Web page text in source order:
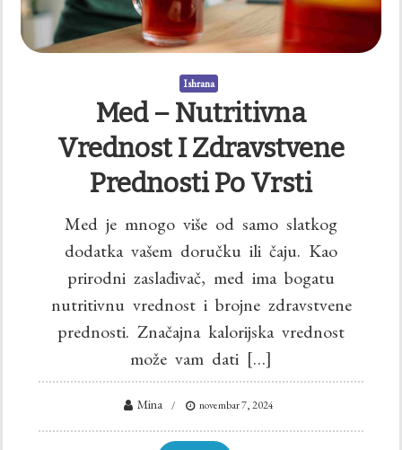
Ishrana
Med – Nutritivna
Vrednost I Zdravstvene
Prednosti Po Vrsti
Med je mnogo više od samo slatkog
dodatka vašem doručku ili čaju. Kao
prirodni zaslađivač, med ima bogatu
nutritivnu vrednost i brojne zdravstvene
prednosti. Značajna kalorijska vrednost
može vam dati […]
Mina novembar 7, 2024